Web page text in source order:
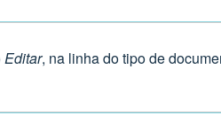
Editar, na linha do tipo de